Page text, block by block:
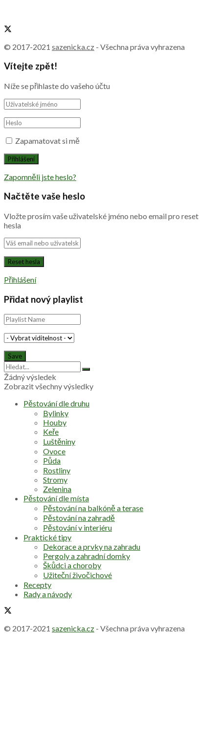
© 2017-2021 sazenicka.cz - Všechna práva vyhrazena
Vítejte zpět!
Níže se přihlaste do vašeho účtu
Zapamatovat si mě
Zapomněli jste heslo?
Načtěte vaše heslo
Vložte prosím vaše uživatelské jméno nebo email pro reset
hesla
Přihlášení
Přidat nový playlist
Žádný výsledek
Zobrazit všechny výsledky
Pěstování dle druhu
Bylinky
Houby
Keře
Luštěniny
Ovoce
Půda
Rostliny
Stromy
Zelenina
Pěstování dle místa
Pěstování na balkóně a terase
Pěstování na zahradě
Pěstování v interiéru
Praktické tipy
Dekorace a prvky na zahradu
Pergoly a zahradní domky
Škůdci a choroby
Užiteční živočichové
Recepty
Rady a návody
© 2017-2021 sazenicka.cz - Všechna práva vyhrazena